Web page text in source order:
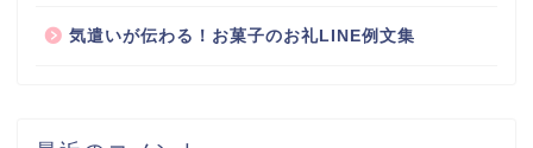
気遣いが伝わる！お菓子のお礼LINE例文集